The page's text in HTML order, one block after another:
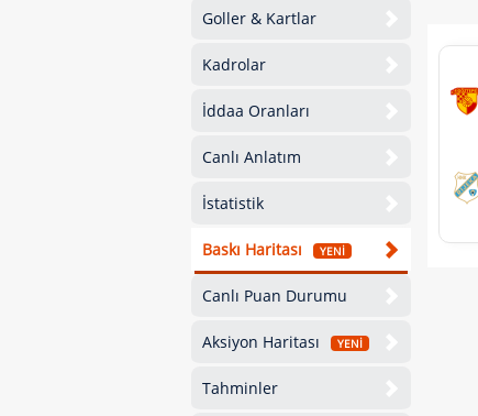
Goller & Kartlar
Kadrolar
İddaa Oranları
Canlı Anlatım
İstatistik
Baskı Haritası YENİ
Canlı Puan Durumu
Aksiyon Haritası YENİ
Tahminler